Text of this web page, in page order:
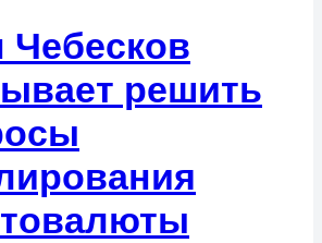
Чебесков
решить